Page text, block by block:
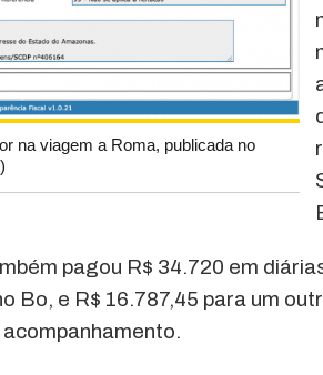
na viagem a Roma, publicada no
pagou R$ 34.720 em
Bo, e R$ 16.787,45 para um